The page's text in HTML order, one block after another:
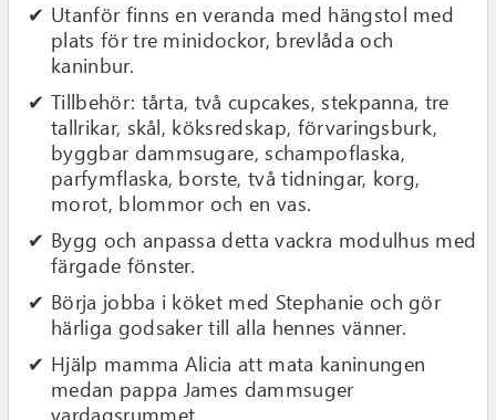
Utanför finns en veranda med hängstol med
plats för tre minidockor, brevlåda och
kaninbur.
Tillbehör: tårta, två cupcakes, stekpanna, tre
tallrikar, skål, köksredskap, förvaringsburk,
byggbar dammsugare, schampoflaska,
parfymflaska, borste, två tidningar, korg,
morot, blommor och en vas.
Bygg och anpassa detta vackra modulhus med
färgade fönster.
Börja jobba i köket med Stephanie och gör
härliga godsaker till alla hennes vänner.
Hjälp mamma Alicia att mata kaninungen
medan pappa James dammsuger
vardagsrummet.